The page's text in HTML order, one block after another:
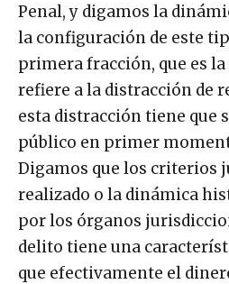
Penal, y digamos la
la configuración de este
primera fracción, que es la
refiere a la distracción de
esta distracción tiene que
público en primer
Digamos que los criterios
realizado o la dinámica
por los órganos
delito tiene una
que efectivamente el